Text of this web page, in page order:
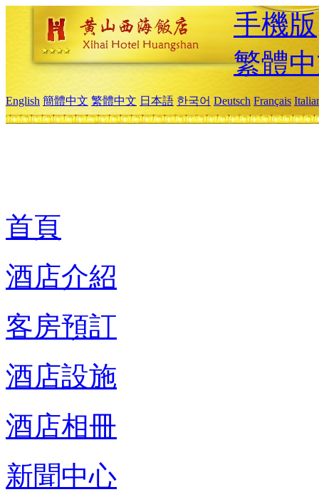
手機版
繁體
English 簡體中文 繁體中文 日本語 한국어 Deutsch Français
首頁
酒店介紹
客房預訂
酒店設施
酒店相冊
新聞中心